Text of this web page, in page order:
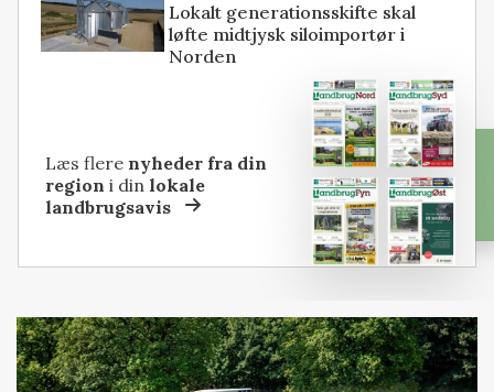
Lokalt generationsskifte skal
løfte midtjysk siloimportør i
Norden
Læs flere nyheder fra din
region i dinlokale
landbrugsavis